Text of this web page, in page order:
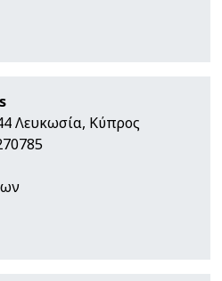
Λευκωσία, Κύπρος